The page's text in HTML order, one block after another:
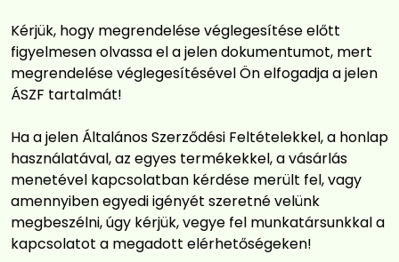
Kérjük, hogy megrendelése véglegesítése előtt
figyelmesen olvassa el a jelen dokumentumot, mert
megrendelése véglegesítésével Ön elfogadja a jelen
ÁSZF tartalmát!
Ha a jelen Általános Szerződési Feltételekkel, a honlap
használatával, az egyes termékekkel, a vásárlás
menetével kapcsolatban kérdése merült fel, vagy
amennyiben egyedi igényét szeretné velünk
megbeszélni, úgy kérjük, vegye fel munkatársunkkal a
kapcsolatot a megadott elérhetőségeken!